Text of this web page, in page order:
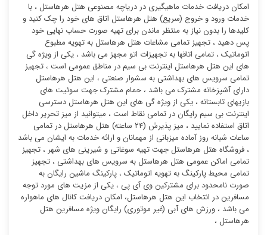
امکان دریافت خدمات ماهیگیری در دریاچه مصنوعی هتل هرهاستل ، با
خدمات ورود و خروج (سریع) هتل هرهاستل اتاق های خود را چک کنید و
کلیدها را بدون نیاز به منتظر ماندن برای تهیه صورت حساب نهایی خود
پس دهید ، تجهیز تمامی مشاعات هتل هرهاستل به تهویه مطبوع
اتوماتیک ، تمامی اتاقها به تجهیزات اتو مجهز می باشد ، یکی از ویژه گی
های این هتل هرهاستل اینترنت بی سیم در مناطق عمومی است ، تجهیز
تمامی سرویس های بهداشتی به سشوار صنعتی ، این هتل هرهاستل
دارای آشپزخانه مشترک می باشد ، حمام مشترک جهت سوئیت ‌های
بازیهای تابستانه ، یکی از ویژه گی های این هتل هرهاستل دسترسی
اینترنت بی سیم رایگان در تمامی نقاط است ، میتوانید از میز تحریر داخل
اتاق استفاده نمایید ، میز پذیرش (۲۴ ساعته) هتل هرهاستل در تمامی
ساعات شبانه روز آماده میزبانی از مهمانان و ارائه خدمات به ایشان می باشد
، فروشگاه هتل هرهاستل جهت تهیه سوغاتی و شیرینی های شهر ، تجهیز
تمامی اماکن عمومی هتل هرهاستل به سرویس های بهداشتی ، تجهیز
تمامی محیط پارکینگ به تهویه اتوماتیک ، پارکینگ ماشین رایگان به
صورت نامحدود برای مشترکین وی آی پی ، یکی از مزیت های مورد توجه
مسافرین در انتخاب این هتل هرهاستل، امکان دریافت کانال های ماهواره
می باشد ، ورزش های آبی (غیر موتوری) رایگان ویژه مسافرین هتل
هرهاستل ،